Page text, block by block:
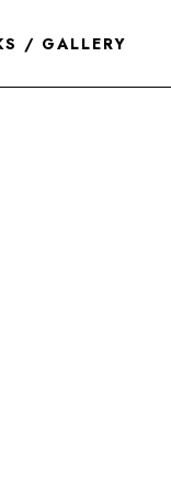
/ GALLERY